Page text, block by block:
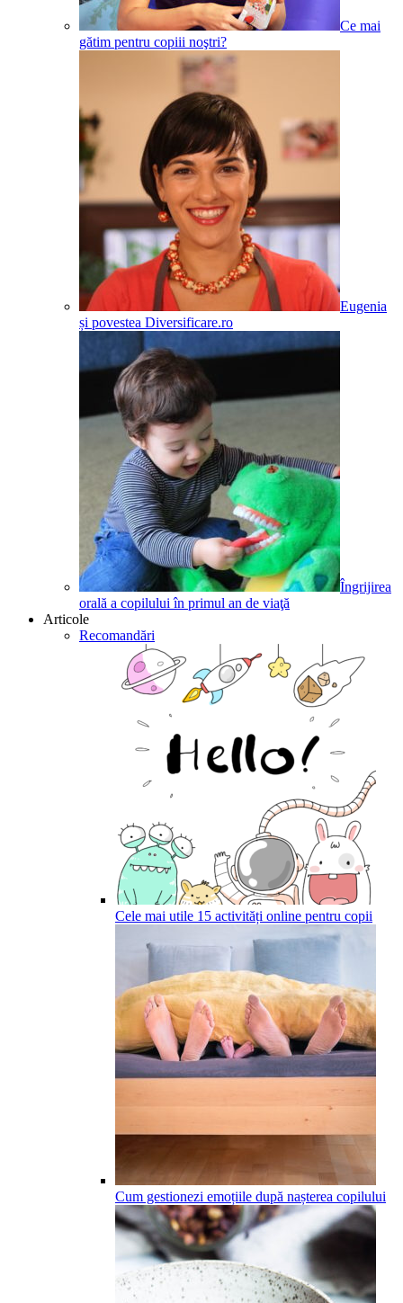
Ce mai
gătim pentru copiii noştri?
Eugenia
și povestea Diversificare.ro
Îngrijirea
orală a copilului în primul an de viaţă
Articole
Recomandări
Cele mai utile 15 activități online pentru copii
Cum gestionezi emoțiile după nașterea copilului